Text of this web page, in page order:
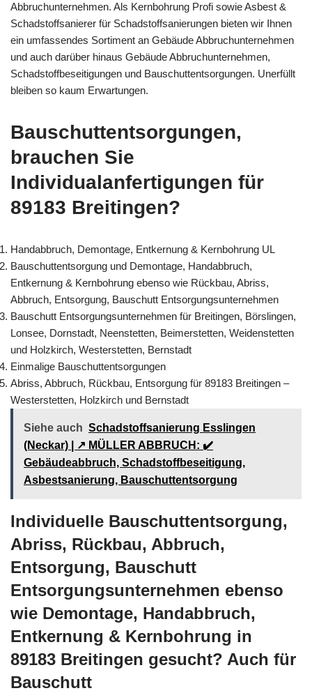
Abbruchunternehmen. Als Kernbohrung Profi sowie Asbest &
Schadstoffsanierer für Schadstoffsanierungen bieten wir Ihnen
ein umfassendes Sortiment an Gebäude Abbruchunternehmen
und auch darüber hinaus Gebäude Abbruchunternehmen,
Schadstoffbeseitigungen und Bauschuttentsorgungen. Unerfüllt
bleiben so kaum Erwartungen.
Bauschuttentsorgungen,
brauchen Sie
Individualanfertigungen für
89183 Breitingen?
Handabbruch, Demontage, Entkernung & Kernbohrung UL
Bauschuttentsorgung und Demontage, Handabbruch,
Entkernung & Kernbohrung ebenso wie Rückbau, Abriss,
Abbruch, Entsorgung, Bauschutt Entsorgungsunternehmen
Bauschutt Entsorgungsunternehmen für Breitingen, Börslingen,
Lonsee, Dornstadt, Neenstetten, Beimerstetten, Weidenstetten
und Holzkirch, Westerstetten, Bernstadt
Einmalige Bauschuttentsorgungen
Abriss, Abbruch, Rückbau, Entsorgung für 89183 Breitingen –
Westerstetten, Holzkirch und Bernstadt
Siehe auch Schadstoffsanierung Esslingen
(Neckar) | ↗️ MÜLLER ABBRUCH: ✔️
Gebäudeabbruch, Schadstoffbeseitigung,
Asbestsanierung, Bauschuttentsorgung
Individuelle Bauschuttentsorgung,
Abriss, Rückbau, Abbruch,
Entsorgung, Bauschutt
Entsorgungsunternehmen ebenso
wie Demontage, Handabbruch,
Entkernung & Kernbohrung in
89183 Breitingen gesucht? Auch für
Bauschutt